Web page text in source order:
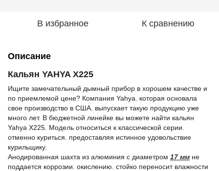
В избранное К сравнению
Описание
Кальян YAHYA X225
Ищите замечательный дымный прибор в хорошем качестве и
по приемлемой цене? Компания Yahya. которая основала
свое производство в США. выпускает такую продукцию уже
много лет. В бюджетной линейке вы можете найти кальян
Yahya Х225. Модель относиться к классической серии.
отменно куриться. предоставляя истинное удовольствие
курильщику.
Анодированная шахта из алюминия с диаметром 17 мм не
поддается коррозии. окислению. стойко переносит влажности